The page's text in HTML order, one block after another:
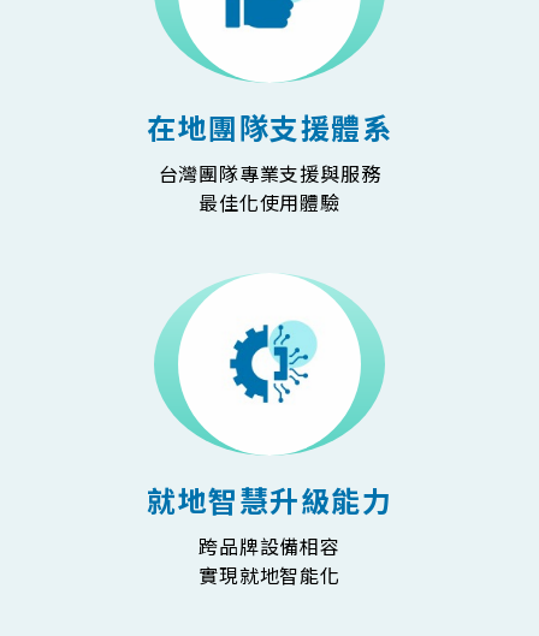
在地團隊支援體系
台灣團隊專業支援與服務
最佳化使用體驗
就地智慧升級能力
跨品牌設備相容
實現就地智能化